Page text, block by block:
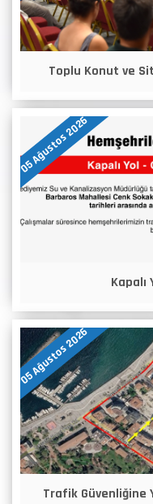
Toplu Konut ve
05 Ağustos 2026
05 Ağustos 2026
Trafik Güvenliğine